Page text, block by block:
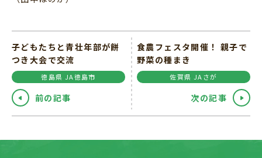
子どもたちと青壮年部が餅
つき大会で交流
徳島県 JA徳島市
前の記事
食農フェスタ開催！ 親子で
野菜の種まき
佐賀県 JAさが
次の記事